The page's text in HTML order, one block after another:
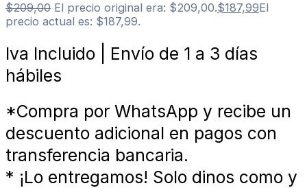
$209,00 El precio original era: $209,00.$187,99El
precio actual es: $187,99.
Iva Incluido | Envío de 1 a 3 días
hábiles
*Compra por WhatsApp y recibe un
descuento adicional en pagos con
transferencia bancaria.
* ¡Lo entregamos! Solo dinos como y